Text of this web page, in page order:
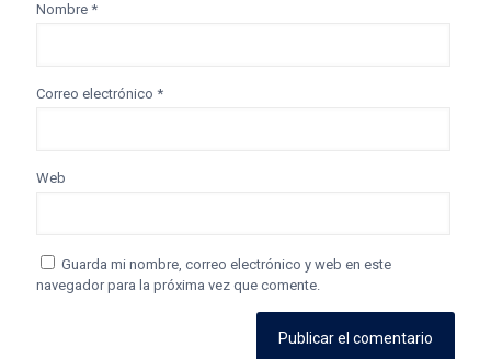
Nombre *
Correo electrónico *
Web
Guarda mi nombre, correo electrónico y web en este
navegador para la próxima vez que comente.